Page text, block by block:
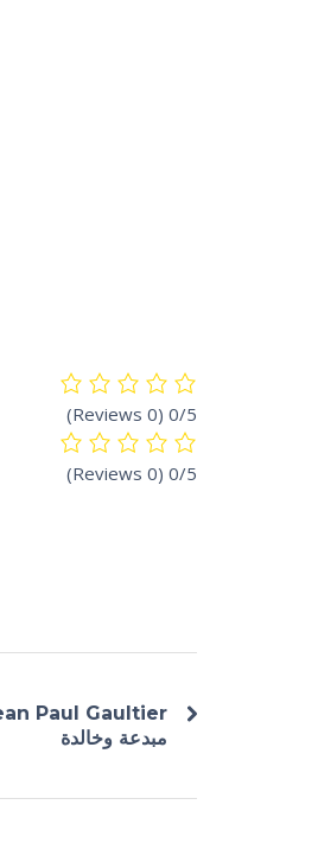
0/5
(0 Reviews)
0/5
(0 Reviews)
مبدعة وخالدة